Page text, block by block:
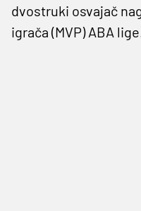
dvostruki osvajač
igrača (MVP) ABA